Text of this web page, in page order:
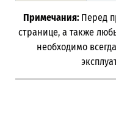
Примечания: Перед
странице, а также
необходимо